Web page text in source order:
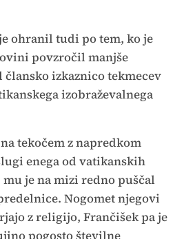
ohranil tudi po tem, ko je
povzročil manjše
izkaznico tekmecev
izobraževalnega
tekočem z napredkom
enega od vatikanskih
je na mizi redno puščal
Nogomet njegovi
z religijo, Frančišek pa je
pogosto številne